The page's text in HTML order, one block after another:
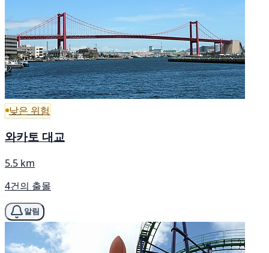
낮은 위험
와카토 대교
5.5 km
4건의 출몰
알림